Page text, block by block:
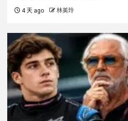
4 天 ago 林美玲